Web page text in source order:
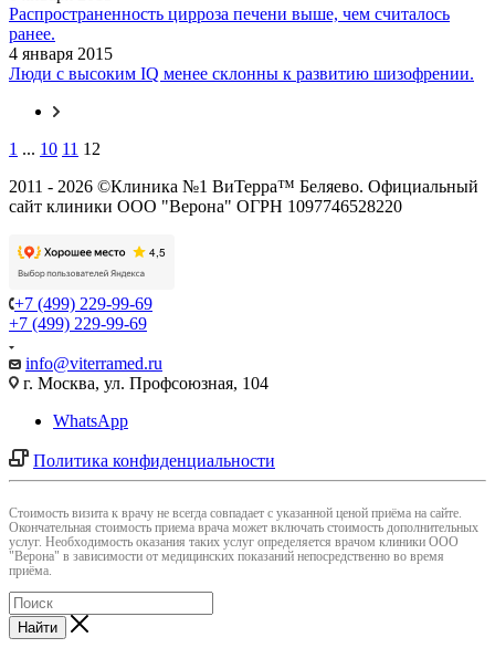
Распространенность цирроза печени выше, чем считалось
ранее.
4 января 2015
Люди с высоким IQ менее склонны к развитию шизофрении.
1 ... 10 11 12
2011 - 2026 ©Клиника №1 ВиТерра™ Беляево. Официальный
сайт клиники ООО "Верона" ОГРН 1097746528220
+7 (499) 229-99-69
+7 (499) 229-99-69
info@viterramed.ru
г. Москва, ул. Профсоюзная, 104
WhatsApp
Политика конфиденциальности
Cтоимость визита к врачу не всегда совпадает с указанной ценой приёма на сайте.
Окончательная стоимость приема врача может включать стоимость дополнительных
услуг. Необходимость оказания таких услуг определяется врачом клиники ООО
"Верона" в зависимости от медицинских показаний непосредственно во время
приёма.
Найти